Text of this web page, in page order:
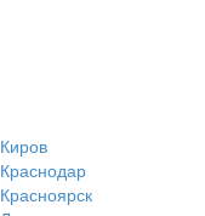
Киров
Краснодар
Красноярск